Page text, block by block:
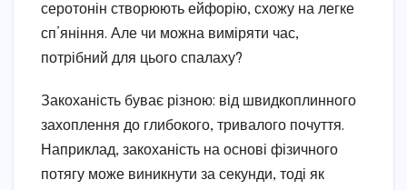
серотонін створюють ейфорію, схожу на легке
сп’яніння. Але чи можна виміряти час,
потрібний для цього спалаху?
Закоханість буває різною: від швидкоплинного
захоплення до глибокого, тривалого почуття.
Наприклад, закоханість на основі фізичного
потягу може виникнути за секунди, тоді як